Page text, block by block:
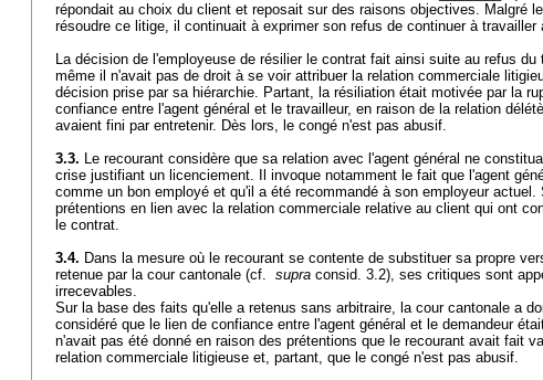
répondait au choix du client et reposait sur des raisons objectives. Malgré
résoudre ce litige, il continuait à exprimer son refus de continuer à travailler
La décision de l'employeuse de résilier le contrat fait ainsi suite au refus du
même il n'avait pas de droit à se voir attribuer la relation commerciale
décision prise par sa hiérarchie. Partant, la résiliation était motivée par la
confiance entre l'agent général et le travailleur, en raison de la relation
avaient fini par entretenir. Dès lors, le congé n'est pas abusif.
3.3. Le recourant considère que sa relation avec l'agent général ne
crise justifiant un licenciement. Il invoque notamment le fait que l'agent
comme un bon employé et qu'il a été recommandé à son employeur
prétentions en lien avec la relation commerciale relative au client qui ont
le contrat.
3.4. Dans la mesure où le recourant se contente de substituer sa propre
retenue par la cour cantonale (cf. supra consid. 3.2), ses critiques sont
irrecevables.
Sur la base des faits qu'elle a retenus sans arbitraire, la cour cantonale a
considéré que le lien de confiance entre l'agent général et le demandeur
n'avait pas été donné en raison des prétentions que le recourant avait fait
relation commerciale litigieuse et, partant, que le congé n'est pas abusif.